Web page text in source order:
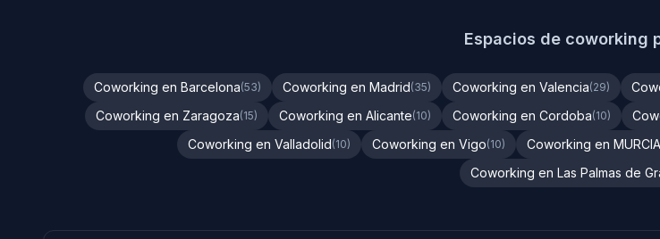
Espacios de coworking
Coworking en Barcelona(53) Coworking en Madrid(35) Coworking en Valencia(29)
Coworking en Zaragoza(15) Coworking en Alicante(10) Coworking en Cordoba(10)
Coworking en Valladolid(10) Coworking en Vigo(10) Coworking en MURCIA
Coworking en Las Palmas de